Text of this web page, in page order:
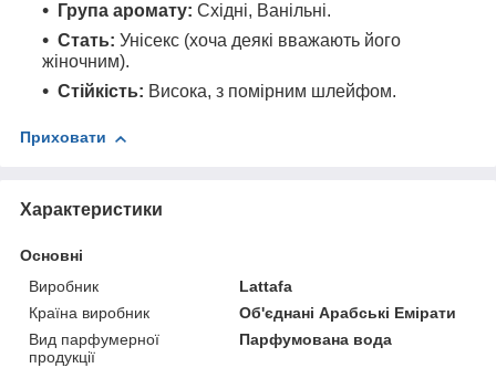
Група аромату: Східні, Ванільні.
Стать: Унісекс (хоча деякі вважають його
жіночним).
Стійкість: Висока, з помірним шлейфом.
Приховати
Характеристики
Основні
Виробник
Lattafa
Країна виробник
Об'єднані Арабські Емірати
Вид парфумерної
продукції
Парфумована вода